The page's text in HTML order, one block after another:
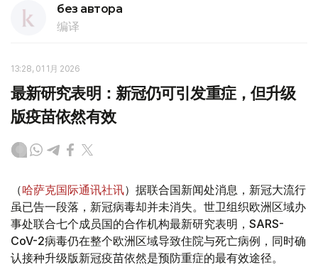
без автора
编译
13:28, 01 1月 2026
最新研究表明：新冠仍可引发重症，但升级
版疫苗依然有效
（哈萨克国际通讯社讯）据联合国新闻处消息，新冠大流行
虽已告一段落，新冠病毒却并未消失。世卫组织欧洲区域办
事处联合七个成员国的合作机构最新研究表明，SARS-
CoV-2病毒仍在整个欧洲区域导致住院与死亡病例，同时确
认接种升级版新冠疫苗依然是预防重症的最有效途径。